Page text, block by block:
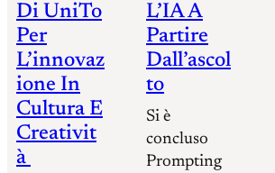
Di UniTo
Per
L’innovaz
Ione In
Cultura E
Creativit
À
L’IA A
Partire
Dall’ascol
To
Si è
concluso
Prompting